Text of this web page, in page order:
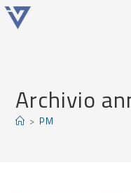
Archivio
> PM